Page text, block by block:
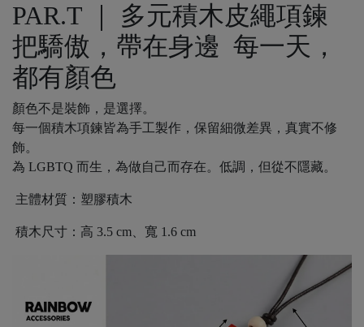
PAR.T ｜ 多元積木皮繩項鍊
把驕傲，帶在身邊 每一天，
都有顏色
顏色不是裝飾，是選擇。
每一個積木項鍊皆為手工製作，保留細微差異，真實不修
飾。
為 LGBTQ 而生，為做自己而存在。低調，但從不隱藏。
主體材質：塑膠積木
積木尺寸：高 3.5 cm、寬 1.6 cm